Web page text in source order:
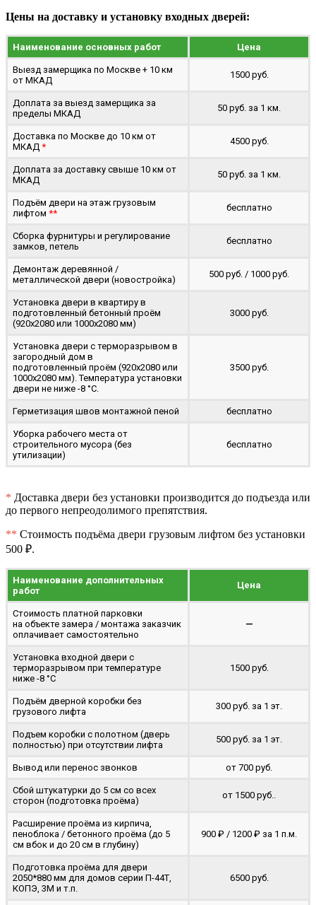
Цены на доставку и установку входных дверей:
Наименование основных работ Цена
Выезд замерщика по Москве + 10 км
от МКАД
1500 руб.
Доплата за выезд замерщика за
пределы МКАД
50 руб. за 1 км.
Доставка по Москве до 10 км от
МКАД *
4500 руб.
Доплата за доставку свыше 10 км от
МКАД
50 руб. за 1 км.
Подъём двери на этаж грузовым
лифтом **
бесплатно
Сборка фурнитуры и регулирование
замков, петель
бесплатно
Демонтаж деревянной /
металлической двери (новостройка)
500 руб. / 1000 руб.
Установка двери в квартиру в
подготовленный бетонный проём
(920x2080 или 1000x2080 мм)
3000 руб.
Установка двери с терморазрывом в
загородный дом в
подготовленный проём (920x2080 или
1000x2080 мм). Температура установки
двери не ниже -8 °C.
3500 руб.
Герметизация швов монтажной пеной бесплатно
Уборка рабочего места от
строительного мусора (без
утилизации)
бесплатно
* Доставка двери без установки производится до подъезда или
до первого непреодолимого препятствия.
** Стоимость подъёма двери грузовым лифтом без установки
500 ₽.
Наименование дополнительных
работ
Цена
Стоимость платной парковки
на объекте замера / монтажа заказчик
оплачивает самостоятельно
—
Установка входной двери с
терморазрывом при температуре
ниже -8 °C
1500 руб.
Подъём дверной коробки без
грузового лифта
300 руб. за 1 эт.
Подъем коробки с полотном (дверь
полностью) при отсутствии лифта
500 руб. за 1 эт.
Вывод или перенос звонков от 700 руб.
Сбой штукатурки до 5 см со всех
сторон (подготовка проёма)
от 1500 руб..
Расширение проёма из кирпича,
пеноблока / бетонного проёма (до 5
cм вбок и до 20 см в глубину)
900 ₽ / 1200 ₽ за 1 п.м.
Подготовка проёма для двери
2050*880 мм для домов серии П-44Т,
КОПЭ, 3М и т.п.
6500 руб.